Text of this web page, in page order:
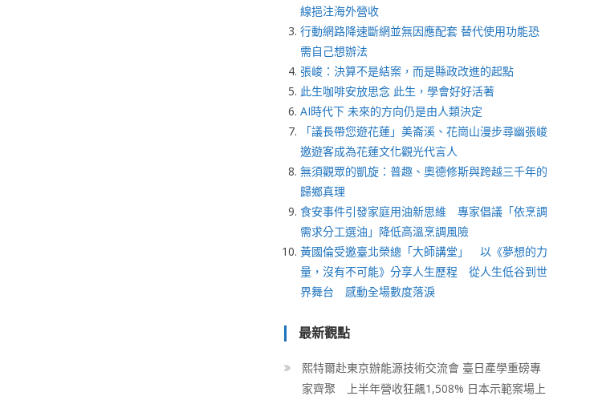
線挹注海外營收
行動網路降速斷網並無因應配套 替代使用功能恐
需自己想辦法
張峻：決算不是結案，而是縣政改進的起點
此生咖啡安放思念 此生，學會好好活著
AI時代下 未來的方向仍是由人類決定
「議長帶您遊花蓮」美崙溪、花崗山漫步尋幽張峻
邀遊客成為花蓮文化觀光代言人
無須觀眾的凱旋：普趣、奧德修斯與跨越三千年的
歸鄉真理
食安事件引發家庭用油新思維 專家倡議「依烹調
需求分工選油」降低高溫烹調風險
黃國倫受邀臺北榮總「大師講堂」 以《夢想的力
量，沒有不可能》分享人生歷程 從人生低谷到世
界舞台 感動全場數度落淚
最新觀點
熙特爾赴東京辦能源技術交流會 臺日產學重磅專
家齊聚 上半年營收狂飆1,508% 日本示範案場上